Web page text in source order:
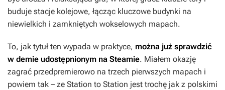
buduje stacje kolejowe, łącząc kluczowe budynki na
niewielkich i zamkniętych wokselowych mapach.
To, jak tytuł ten wypada w praktyce, można już sprawdzić
w demie udostępnionym na Steamie. Miałem okazję
zagrać przedpremierowo na trzech pierwszych mapach i
powiem tak – ze Station to Station jest trochę jak z polskimi